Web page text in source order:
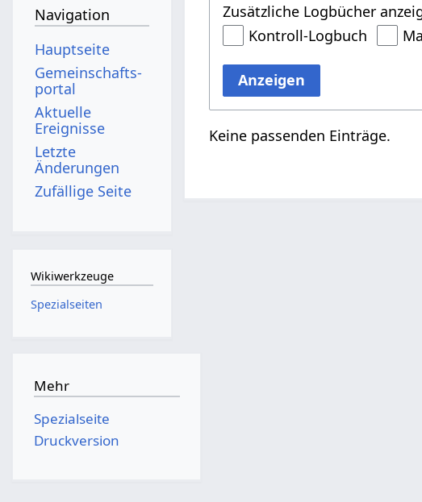
Zusätzliche Logbücher
Kontroll-Logbuch
Anzeigen
Keine passenden Einträge.
Navigation
Hauptseite
Gemeinschafts­
portal
Aktuelle
Ereignisse
Letzte
Änderungen
Zufällige Seite
Wikiwerkzeuge
Spezialseiten
Mehr
Spezialseite
Druckversion